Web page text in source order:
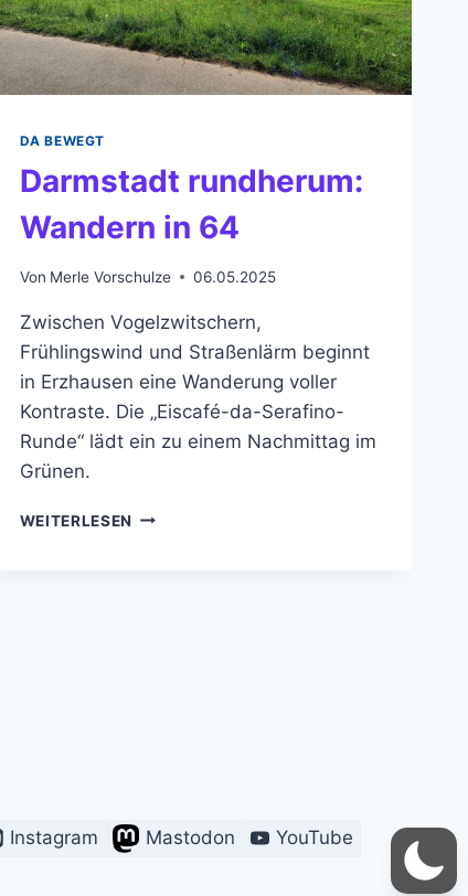
DA BEWEGT
Darmstadt rundherum:
Wandern in 64
Von Merle Vorschulze 06.05.2025
Zwischen Vogelzwitschern,
Frühlingswind und Straßenlärm beginnt
in Erzhausen eine Wanderung voller
Kontraste. Die „Eiscafé-da-Serafino-
Runde“ lädt ein zu einem Nachmittag im
Grünen.
WEITERLESEN DARMSTADT
Instagram Mastodon YouTube